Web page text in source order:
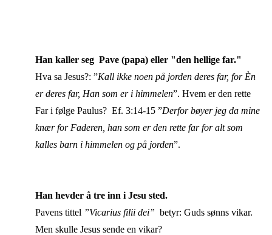
Han kaller seg Pave (papa) eller "den hellige far."
Hva sa Jesus?: ”Kall ikke noen på jorden deres far, for Èn
er deres far, Han som er i himmelen”. Hvem er den rette
Far i følge Paulus? Ef. 3:14-15 ”Derfor bøyer jeg da mine
knær for Faderen, han som er den rette far for alt som
kalles barn i himmelen og på jorden”.
Han hevder å tre inn i Jesu sted.
Pavens tittel ”Vicarius filii dei” betyr: Guds sønns vikar.
Men skulle Jesus sende en vikar?